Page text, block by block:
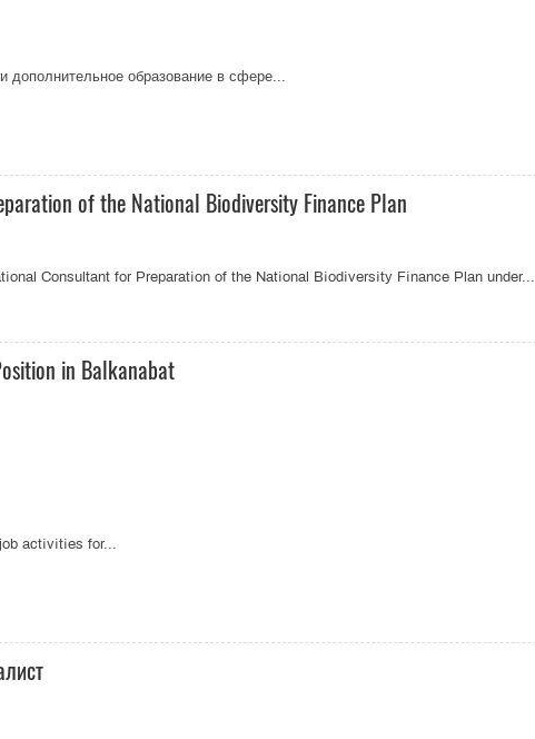
дополнительное образование в сфере...
of the National Biodiversity Finance Plan
Consultant for Preparation of the National Biodiversity Finance Plan under...
in Balkanabat
activities for...